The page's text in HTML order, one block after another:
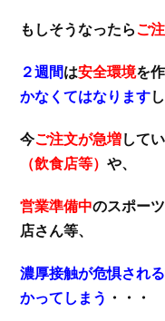
もしそうなったらご
２週間は安全環境を
かなくてはなりますし
今ご注文が急増して
（飲食店等）や、
営業準備中のスポー
店さん等、
濃厚接触が危惧され
かってしまう ・・・